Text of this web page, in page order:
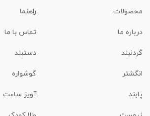
محصولات راهنما
درباره ما تماس با ما
گردنبند دستبند
انگشتر گوشواره
پابند آویز ساعت